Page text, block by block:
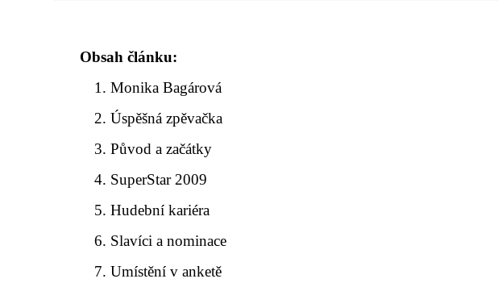
Obsah článku:
Monika Bagárová
Úspěšná zpěvačka
Původ a začátky
SuperStar 2009
Hudební kariéra
Slavíci a nominace
Umístění v anketě